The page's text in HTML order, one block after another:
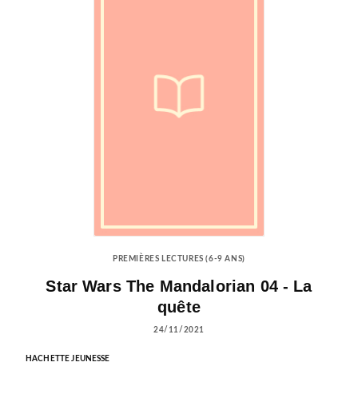
PREMIÈRES LECTURES (6-9 ANS)
Star Wars The Mandalorian 04 - La
quête
24/11/2021
HACHETTE JEUNESSE